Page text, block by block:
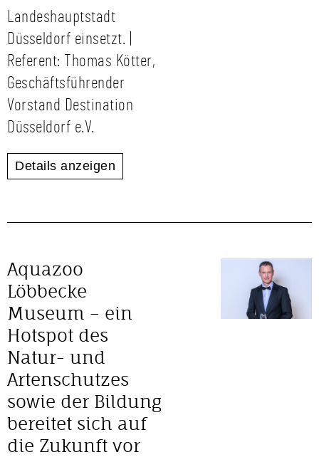
Landeshauptstadt
Düsseldorf einsetzt. |
Referent: Thomas Kötter,
Geschäftsführender
Vorstand Destination
Düsseldorf e.V.
Details anzeigen
Aquazoo
Löbbecke
Museum – ein
Hotspot des
Natur- und
Artenschutzes
sowie der Bildung
bereitet sich auf
die Zukunft vor